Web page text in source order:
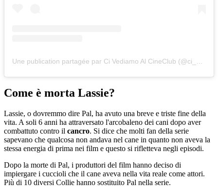
Une publication partagée par Ci Vediamo Al CineClub (@ci_vediamo_al_cineclub)
Come è morta Lassie?
Lassie, o dovremmo dire Pal, ha avuto una breve e triste fine della
vita. A soli 6 anni ha attraversato l'arcobaleno dei cani dopo aver
combattuto contro il cancro. Si dice che molti fan della serie
sapevano che qualcosa non andava nel cane in quanto non aveva la
stessa energia di prima nei film e questo si rifletteva negli episodi.
Dopo la morte di Pal, i produttori del film hanno deciso di
impiergare i cuccioli che il cane aveva nella vita reale come attori.
Più di 10 diversi Collie hanno sostituito Pal nella serie.